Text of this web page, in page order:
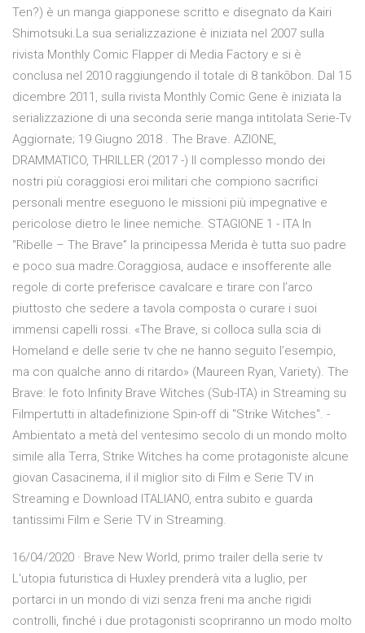
Ten?) è un manga giapponese scritto e disegnato da Kairi
Shimotsuki.La sua serializzazione è iniziata nel 2007 sulla
rivista Monthly Comic Flapper di Media Factory e si è
conclusa nel 2010 raggiungendo il totale di 8 tankōbon. Dal 15
dicembre 2011, sulla rivista Monthly Comic Gene è iniziata la
serializzazione di una seconda serie manga intitolata Serie-Tv
Aggiornate; 19 Giugno 2018 . The Brave. AZIONE,
DRAMMATICO, THRILLER (2017 -) Il complesso mondo dei
nostri più coraggiosi eroi militari che compiono sacrifici
personali mentre eseguono le missioni più impegnative e
pericolose dietro le linee nemiche. STAGIONE 1 - ITA In
“Ribelle – The Brave” la principessa Merida è tutta suo padre
e poco sua madre.Coraggiosa, audace e insofferente alle
regole di corte preferisce cavalcare e tirare con l’arco
piuttosto che sedere a tavola composta o curare i suoi
immensi capelli rossi. «The Brave, si colloca sulla scia di
Homeland e delle serie tv che ne hanno seguito l’esempio,
ma con qualche anno di ritardo» (Maureen Ryan, Variety). The
Brave: le foto Infinity Brave Witches (Sub-ITA) in Streaming su
Filmpertutti in altadefinizione Spin-off di "Strike Witches". -
Ambientato a metà del ventesimo secolo di un mondo molto
simile alla Terra, Strike Witches ha come protagoniste alcune
giovan Casacinema, il il miglior sito di Film e Serie TV in
Streaming e Download ITALIANO, entra subito e guarda
tantissimi Film e Serie TV in Streaming.
16/04/2020 · Brave New World, primo trailer della serie tv
L'utopia futuristica di Huxley prenderà vita a luglio, per
portarci in un mondo di vizi senza freni ma anche rigidi
controlli, finché i due protagonisti scopriranno un modo molto